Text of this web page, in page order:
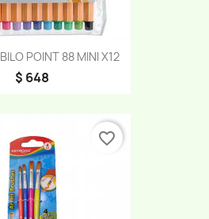
POINT 88 MINI X12
$ 648
favorite_border